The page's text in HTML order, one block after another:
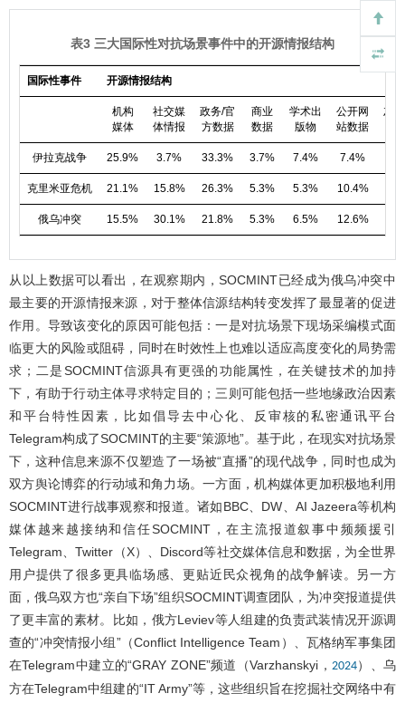
表3 三大国际性对抗场景事件中的开源情报结构
国际性事件 开源情报结构
机构
媒体
社交媒
体情报
政务/官
方数据
商业
数据
学术出
版物
公开网
站数据
灰
伊拉克战争 25.9% 3.7% 33.3% 3.7% 7.4% 7.4%
克里米亚危机 21.1% 15.8% 26.3% 5.3% 5.3% 10.4%
俄乌冲突 15.5% 30.1% 21.8% 5.3% 6.5% 12.6%
从以上数据可以看出，在观察期内，SOCMINT已经成为俄乌冲突中
最主要的开源情报来源，对于整体信源结构转变发挥了最显著的促进
作用。导致该变化的原因可能包括：一是对抗场景下现场采编模式面
临更大的风险或阻碍，同时在时效性上也难以适应高度变化的局势需
求；二是SOCMINT信源具有更强的功能属性，在关键技术的加持
下，有助于行动主体寻求特定目的；三则可能包括一些地缘政治因素
和平台特性因素，比如倡导去中心化、反审核的私密通讯平台
Telegram构成了SOCMINT的主要“策源地”。基于此，在现实对抗场景
下，这种信息来源不仅塑造了一场被“直播”的现代战争，同时也成为
双方舆论博弈的行动域和角力场。一方面，机构媒体更加积极地利用
SOCMINT进行战事观察和报道。诸如BBC、DW、AI Jazeera等机构
媒体越来越接纳和信任SOCMINT，在主流报道叙事中频频援引
Telegram、Twitter（X）、Discord等社交媒体信息和数据，为全世界
用户提供了很多更具临场感、更贴近民众视角的战争解读。另一方
面，俄乌双方也“亲自下场”组织SOCMINT调查团队，为冲突报道提供
了更丰富的素材。比如，俄方Leviev等人组建的负责武装情况开源调
查的“冲突情报小组”（Conflict Intelligence Team）、瓦格纳军事集团
在Telegram中建立的“GRAY ZONE”频道（Varzhanskyi， 2024）、乌
方在Telegram中组建的“IT Army”等，这些组织旨在挖掘社交网络中有